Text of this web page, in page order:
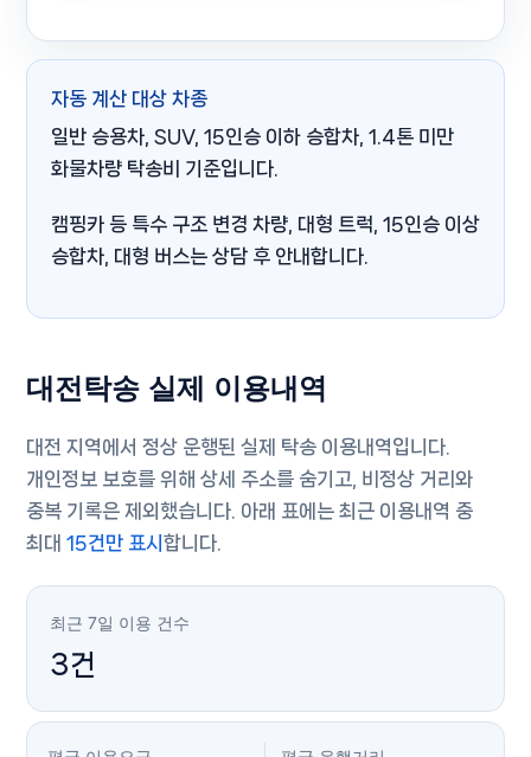
자동 계산 대상 차종
일반 승용차, SUV, 15인승 이하 승합차, 1.4톤 미만
화물차량 탁송비 기준입니다.
캠핑카 등 특수 구조 변경 차량, 대형 트럭, 15인승 이상
승합차, 대형 버스는 상담 후 안내합니다.
대전탁송 실제 이용내역
대전 지역에서 정상 운행된 실제 탁송 이용내역입니다.
개인정보 보호를 위해 상세 주소를 숨기고, 비정상 거리와
중복 기록은 제외했습니다. 아래 표에는 최근 이용내역 중
최대 15건만 표시 합니다.
최근 7일 이용 건수
3건